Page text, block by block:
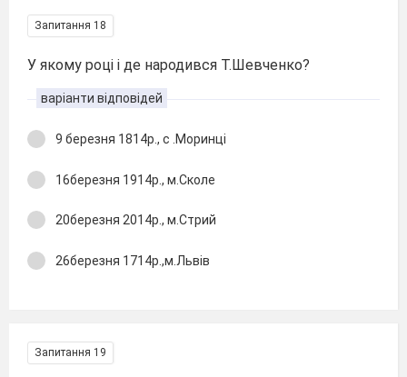
Запитання 18
У якому році і де народився Т.Шевченко?
варіанти відповідей
9 березня 1814р., с .Моринці
16березня 1914р., м.Сколе
20березня 2014р., м.Стрий
26березня 1714р.,м.Львів
Запитання 19